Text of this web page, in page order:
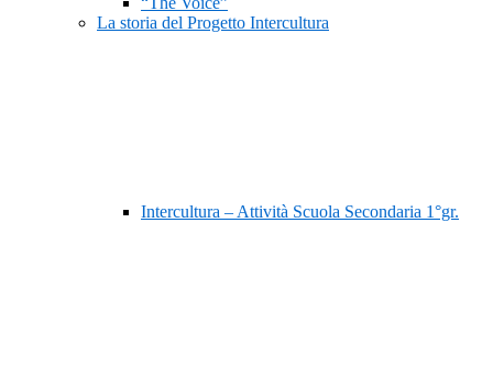
La storia del Progetto Intercultura
Intercultura – Attività Scuola Secondaria 1°gr.